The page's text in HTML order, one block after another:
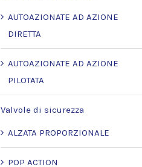
AUTOAZIONATE AD AZIONE
DIRETTA
AUTOAZIONATE AD AZIONE
PILOTATA
Valvole di sicurezza
ALZATA PROPORZIONALE
POP ACTION